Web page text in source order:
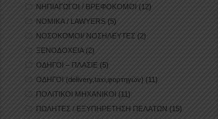
ΝΗΠΙΑΓΩΓΟΙ / ΒΡΕΦΟΚΟΜΟΙ (12)
ΝΟΜΙΚΑ / LAWYERS (5)
ΝΟΣΟΚΟΜΟΙ/ ΝΟΣΗΛΕΥΤΕΣ (2)
ΞΕΝΟΔΟΧΕΙΑ(2)
ΟΔΗΓΟΙ – ΠΛΑΣΙΕ (5)
ΟΔΗΓΟΙ (delivery,taxi,φορτηγών) (11)
ΠΟΛΙΤΙΚΟΙ ΜΗΧΑΝΙΚΟΙ (11)
ΠΩΛΗΤΕΣ / ΕΞΥΠΗΡΕΤΗΣΗ ΠΕΛΑΤΩΝ (15)